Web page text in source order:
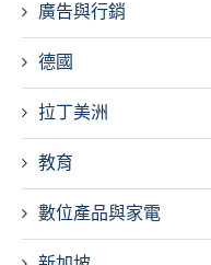
廣告與行銷
德國
拉丁美洲
教育
數位產品與家電